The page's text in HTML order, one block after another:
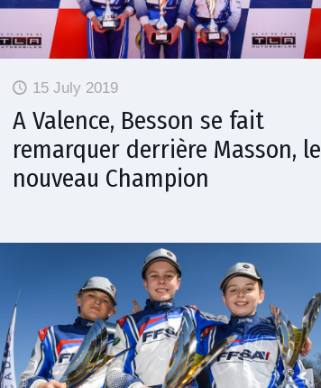
15 July 2019
A Valence, Besson se fait
remarquer derrière Masson, le
nouveau Champion